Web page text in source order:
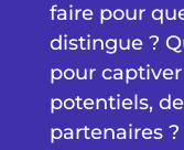
faire pour
distingue ?
pour
potentiels,
partenaires ?